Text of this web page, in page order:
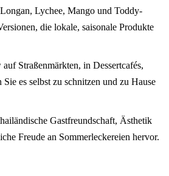
Lychee, Mango und Toddy-
die lokale, saisonale Produkte
Straßenmärkten, in Dessertcafés,
es selbst zu schnitzen und zu Hause
Gastfreundschaft, Ästhetik
Freude an Sommerleckereien hervor.